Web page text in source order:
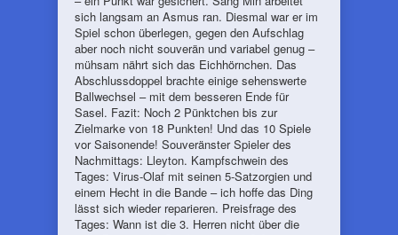
sich langsam an Asmus ran. Diesmal war er im
Spiel schon überlegen, gegen den Aufschlag
aber noch nicht souverän und variabel genug –
mühsam nährt sich das Eichhörnchen. Das
Abschlussdoppel brachte einige sehenswerte
Ballwechsel – mit dem besseren Ende für
Sasel. Fazit: Noch 2 Pünktchen bis zur
Zielmarke von 18 Punkten! Und das 10 Spiele
vor Saisonende! Souveränster Spieler des
Nachmittags: Lleyton. Kampfschwein des
Tages: Virus-Olaf mit seinen 5-Satzorgien und
einem Hecht in die Bande – ich hoffe das Ding
lässt sich wieder reparieren. Preisfrage des
Tages: Wann ist die 3. Herren nicht über die